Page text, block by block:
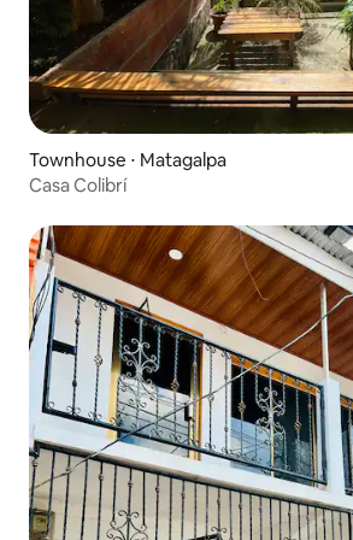
Townhouse ⋅ Matagalpa
Casa Colibrí